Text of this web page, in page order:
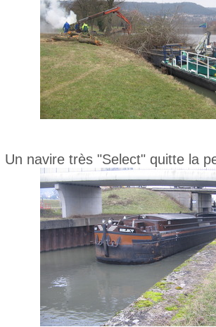
Un navire très "Select" quitte la